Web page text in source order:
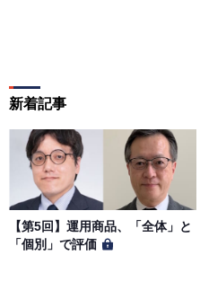
新着記事
【第5回】運用商品、「全体」と
「個別」で評価